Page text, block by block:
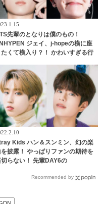
先輩のとなりは僕のもの！
ジェイ、j-hopeの横に座
たくて横入り？！ かわいすぎる行
Kids ハン＆スンミン、幻の楽
を披露！ やっぱりファンの期待を
切らない！ 先輩DAY6の
Recommended by